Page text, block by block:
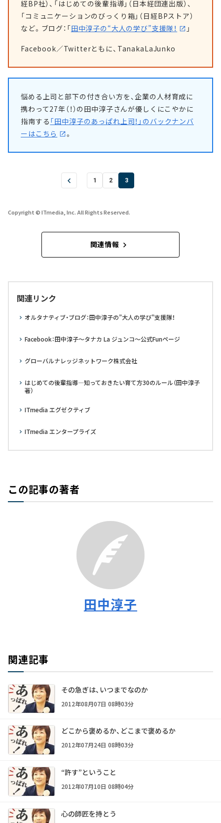
経BP社）、「はじめての後輩指導」（日本経団連出版）、
「コミュニケーションのびっくり箱」（日経BPストア）
など。ブログ：「田中淳子の“大人の学び”支援隊！ 」
Facebook／Twitterともに、TanakaLaJunko
悩める上司と部下の付き合い方を、企業の人材育成に
携わって27年（！）の田中淳子さんが優しくにこやかに
指南する 「田中淳子のあっぱれ上司！」のバックナンバ
ーはこちら
。
1 2 3
Copyright © ITmedia, Inc. All Rights Reserved.
関連情報
関連リンク
オルタナティブ・ブログ：田中淳子の”大人の学び”支援隊！
Facebook：田中淳子～タナカ La ジュンコ～公式Funページ
グローバルナレッジネットワーク株式会社
はじめての後輩指導―知っておきたい育て方30のルール（田中淳子
著）
ITmedia エグゼクティブ
ITmedia エンタープライズ
この記事の著者
田中淳子
関連記事
その急ぎは、いつまでなのか
2012年08月07日 08時03分
どこから褒めるか、どこまで褒めるか
2012年07月24日 08時03分
“許す”ということ
2012年07月10日 08時04分
心の師匠を持とう